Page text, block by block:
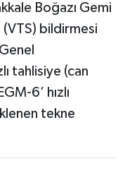
Boğazı Gemi
bildirmesi
tahlisiye (can
6’ hızlı
tekne